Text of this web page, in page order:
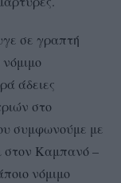
σε γραπτή
άδειες
στο
συμφωνούμε με
στον Καμπανό –
νόμιμο